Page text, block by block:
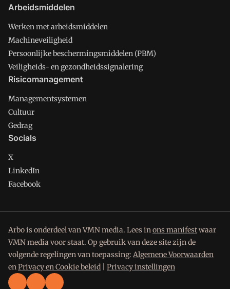
Arbeidsmiddelen
Werken met arbeidsmiddelen
Machineveiligheid
Persoonlijke beschermingsmiddelen (PBM)
Veiligheids- en gezondheidssignalering
Risicomanagement
Managementsystemen
Cultuur
Gedrag
Socials
X
LinkedIn
Facebook
Arbo is onderdeel van VMN media. Lees inons manifestwaar
VMN media voor staat. Op gebruik van deze site zijn de
volgende regelingen van toepassing: Algemene Voorwaarden
enPrivacy en Cookie beleid Privacy instellingen